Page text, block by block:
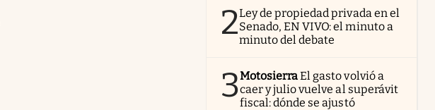
2Ley de propiedad privada en el
Senado, EN VIVO: el minuto a
minuto del debate
3MotosierraEl gasto volvió a
caer y julio vuelve al superávit
fiscal: dónde se ajustó